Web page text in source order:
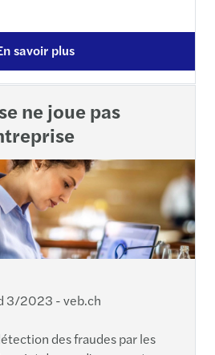
savoir plus
ne joue pas
3/2023 - veb.ch
des fraudes par les